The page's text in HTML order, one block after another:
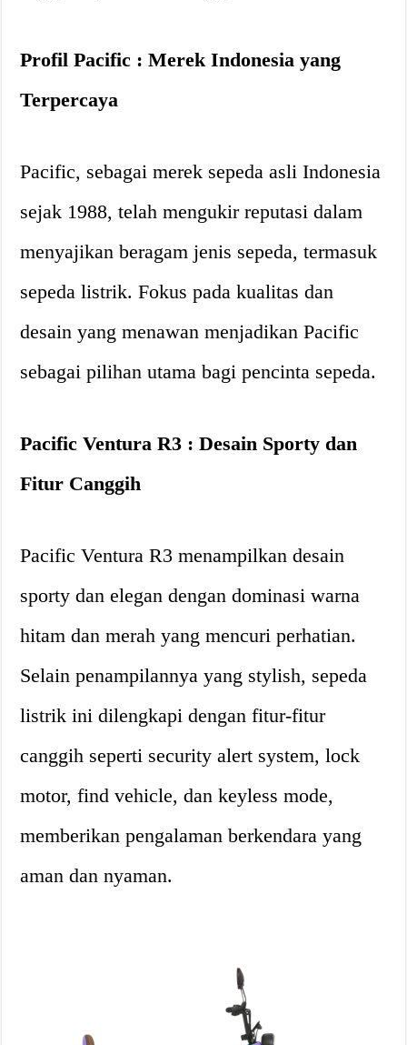
Profil Pacific : Merek Indonesia yang
Terpercaya
Pacific, sebagai merek sepeda asli Indonesia
sejak 1988, telah mengukir reputasi dalam
menyajikan beragam jenis sepeda, termasuk
sepeda listrik. Fokus pada kualitas dan
desain yang menawan menjadikan Pacific
sebagai pilihan utama bagi pencinta sepeda.
Pacific Ventura R3 : Desain Sporty dan
Fitur Canggih
Pacific Ventura R3 menampilkan desain
sporty dan elegan dengan dominasi warna
hitam dan merah yang mencuri perhatian.
Selain penampilannya yang stylish, sepeda
listrik ini dilengkapi dengan fitur-fitur
canggih seperti security alert system, lock
motor, find vehicle, dan keyless mode,
memberikan pengalaman berkendara yang
aman dan nyaman.